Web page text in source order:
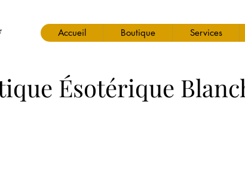
Accueil Boutique Services
Ésotérique